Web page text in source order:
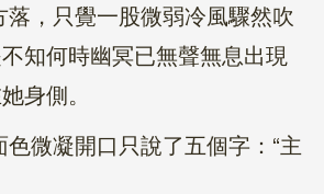
只覺一股微弱冷風驟然吹
知何時幽冥已無聲無息出現
身側。
凝開口只說了五個字：“主